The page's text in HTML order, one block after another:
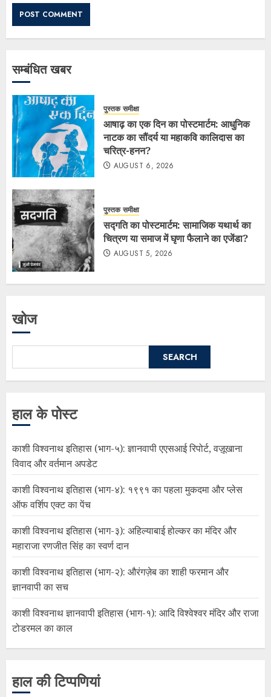
सम्बंधित खबर
पुस्तक समीक्षा
आषाढ़ का एक दिन का पोस्टमार्टम: आधुनिक
नाटक का सौंदर्य या महाकवि कालिदास का
चरित्र-हनन?
AUGUST 6, 2026
पुस्तक समीक्षा
सद्गति का पोस्टमार्टम: सामाजिक यथार्थ का
चित्रण या समाज में घृणा फैलाने का एजेंडा?
AUGUST 5, 2026
खोज
SEARCH
हाल के पोस्ट
काशी विश्वनाथ इतिहास (भाग-५): ज्ञानवापी एएसआई रिपोर्ट, वज़ूखाना
विवाद और वर्तमान अपडेट
काशी विश्वनाथ इतिहास (भाग-४): १९९१ का पहला मुकदमा और प्लेस
ऑफ वर्शिप एक्ट का पेंच
काशी विश्वनाथ इतिहास (भाग-३): अहिल्याबाई होल्कर का मंदिर और
महाराजा रणजीत सिंह का स्वर्ण दान
काशी विश्वनाथ इतिहास (भाग-२): औरंगज़ेब का शाही फरमान और
ज्ञानवापी का सच
काशी विश्वनाथ ज्ञानवापी इतिहास (भाग-१): आदि विश्वेश्वर मंदिर और राजा
टोडरमल का काल
हाल की टिप्पणियां